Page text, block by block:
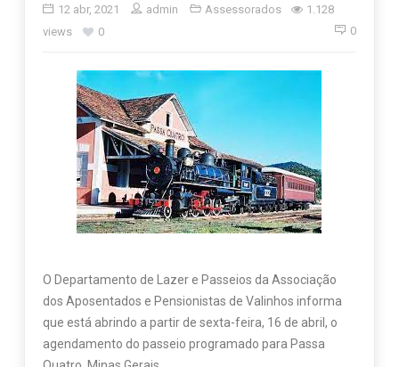
12 abr, 2021 admin Assessorados
1.128
views
0 0
O Departamento de Lazer e Passeios da Associação
dos Aposentados e Pensionistas de Valinhos informa
que está abrindo a partir de sexta-feira, 16 de abril, o
agendamento do passeio programado para Passa